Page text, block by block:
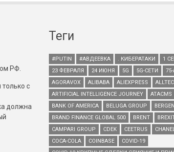
РФ.
только с
должна
Теги
#PUTIN #АВДЕЕВКА . КИБЕРАТАКИ 1
23 ФЕВРАЛЯ
24 ИЮНЯ 5G 5G-СЕТИ
AGORAVOX
ALIBABA ALIEXPRESS
ARTIFICIAL INTELLIGENCE JOURNEY
ATACMS
BANK OF AMERICA
BELUGA GROUP
BRAND FINANCE GLOBAL 500
BRENT
CAMPARI GROUP
CDEK CEETRUS
COCA-COLA
COINBASE
COVID-19